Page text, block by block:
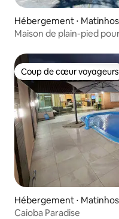
Hébergement ⋅ Matinhos
Maison de plain-pied
Coup de cœur voyageurs
Coup de cœur voyageurs
Hébergement ⋅ Matinhos
Caioba Paradise